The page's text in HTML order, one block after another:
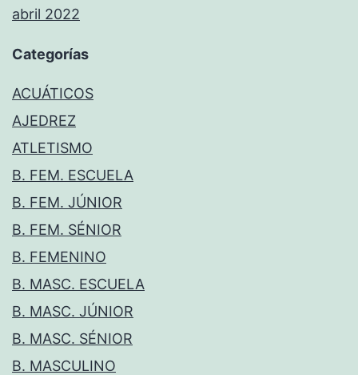
abril 2022
Categorías
ACUÁTICOS
AJEDREZ
ATLETISMO
B. FEM. ESCUELA
B. FEM. JÚNIOR
B. FEM. SÉNIOR
B. FEMENINO
B. MASC. ESCUELA
B. MASC. JÚNIOR
B. MASC. SÉNIOR
B. MASCULINO